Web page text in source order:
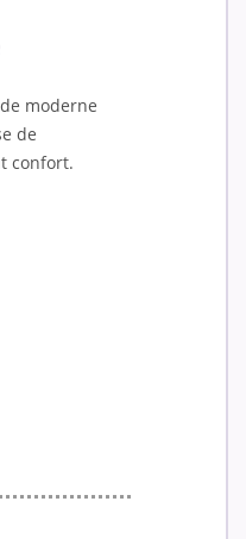
moderne
de
confort.